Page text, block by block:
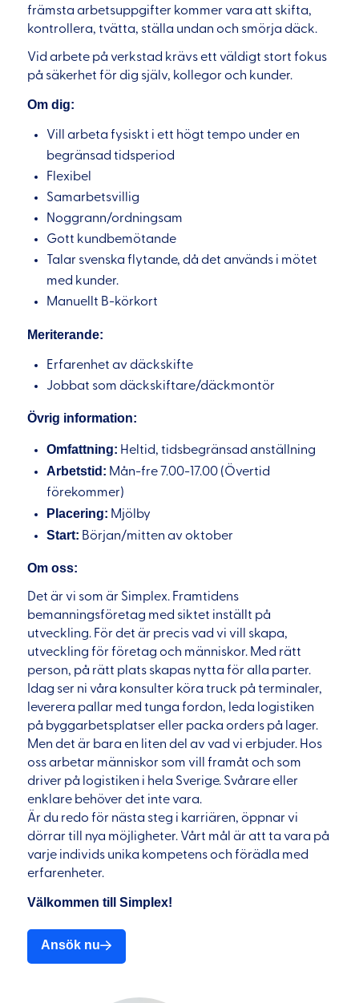
främsta arbetsuppgifter kommer vara att skifta,
kontrollera, tvätta, ställa undan och smörja däck.
Vid arbete på verkstad krävs ett väldigt stort fokus
på säkerhet för dig själv, kollegor och kunder.
Om dig:
Vill arbeta fysiskt i ett högt tempo under en
begränsad tidsperiod
Flexibel
Samarbetsvillig
Noggrann/ordningsam
Gott kundbemötande
Talar svenska flytande, då det används i mötet
med kunder.
Manuellt B-körkort
Meriterande:
Erfarenhet av däckskifte
Jobbat som däckskiftare/däckmontör
Övrig information:
Omfattning: Heltid, tidsbegränsad anställning
Arbetstid: Mån-fre 7.00-17.00 (Övertid
förekommer)
Placering: Mjölby
Start: Början/mitten av oktober
Om oss:
Det är vi som är Simplex. Framtidens
bemanningsföretag med siktet inställt på
utveckling. För det är precis vad vi vill skapa,
utveckling för företag och människor. Med rätt
person, på rätt plats skapas nytta för alla parter.
Idag ser ni våra konsulter köra truck på terminaler,
leverera pallar med tunga fordon, leda logistiken
på byggarbetsplatser eller packa orders på lager.
Men det är bara en liten del av vad vi erbjuder. Hos
oss arbetar människor som vill framåt och som
driver på logistiken i hela Sverige. Svårare eller
enklare behöver det inte vara.
Är du redo för nästa steg i karriären, öppnar vi
dörrar till nya möjligheter. Vårt mål är att ta vara på
varje individs unika kompetens och förädla med
erfarenheter.
Välkommen till Simplex!
Ansök nu